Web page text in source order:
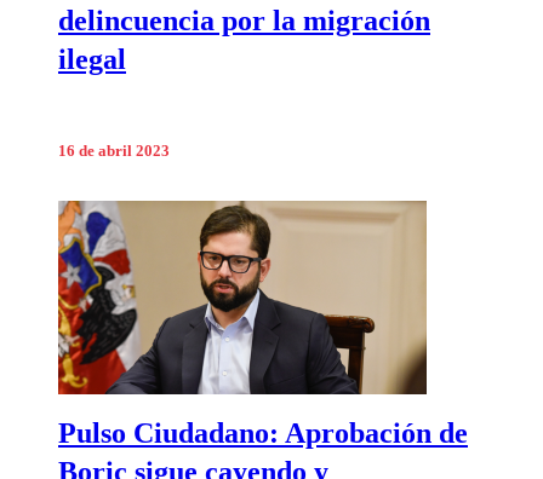
delincuencia por la migración
ilegal
16 de abril 2023
Pulso Ciudadano: Aprobación de
Boric sigue cayendo y